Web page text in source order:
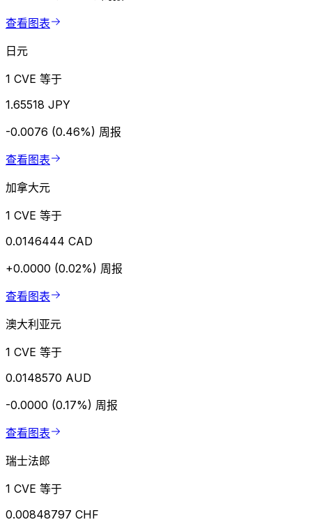
查看图表
日元
1 CVE 等于
1.65518 JPY
-0.0076 (0.46%) 周报
查看图表
加拿大元
1 CVE 等于
0.0146444 CAD
+0.0000 (0.02%) 周报
查看图表
澳大利亚元
1 CVE 等于
0.0148570 AUD
-0.0000 (0.17%) 周报
查看图表
瑞士法郎
1 CVE 等于
0.00848797 CHF